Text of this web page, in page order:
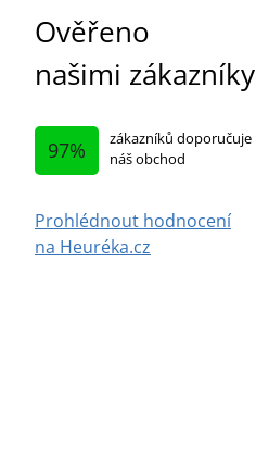
Ověřeno
našimi zákazníky
97%
zákazníků doporučuje
náš obchod
Prohlédnout hodnocení
na Heuréka.cz